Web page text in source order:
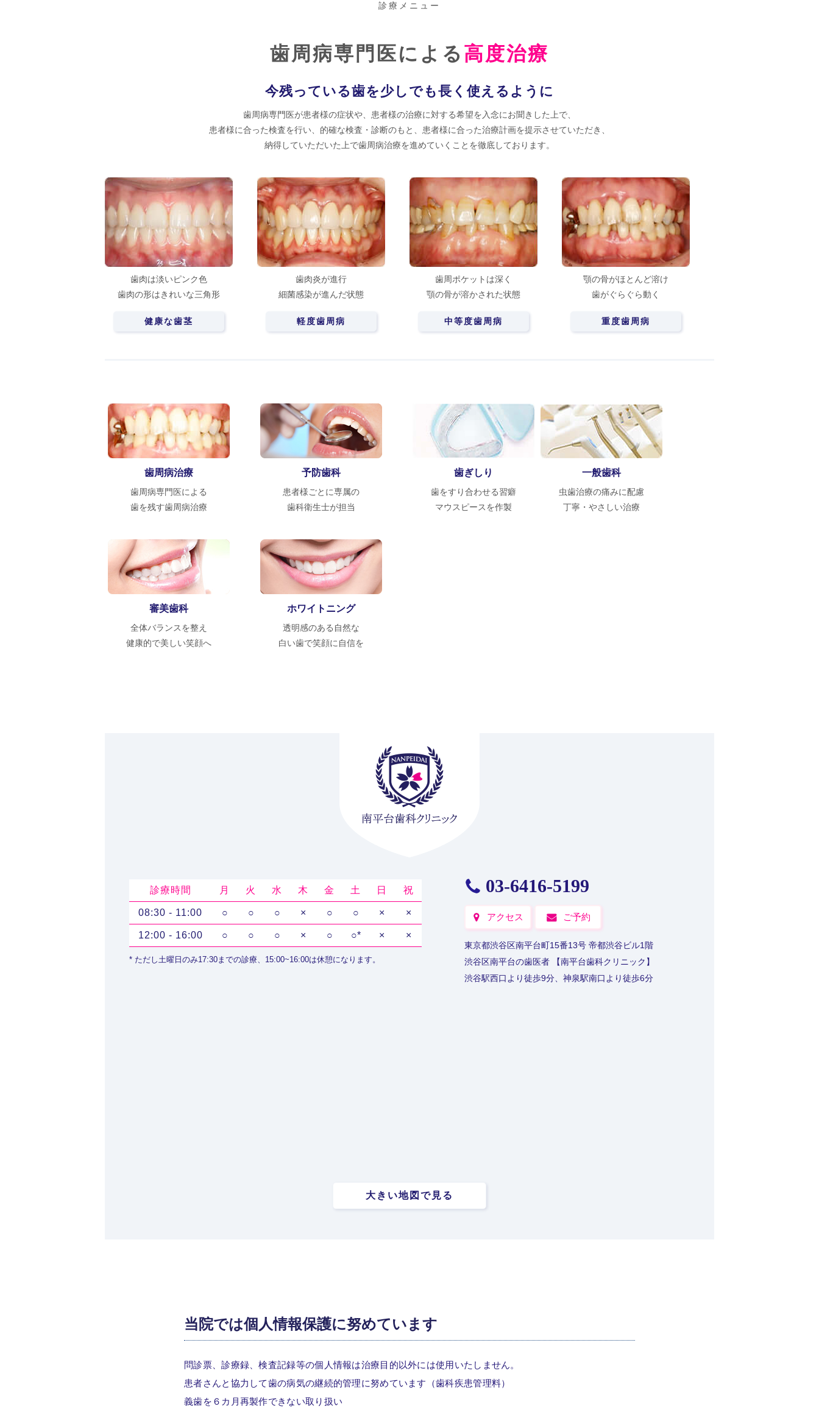
診療メニュー
歯周病専門医による 高度治療
今残っている歯を少しでも長く使えるように
歯周病専門医が患者様の症状や、患者様の治療に対する希望を入念にお聞きした上で、
患者様に合った検査を行い、的確な検査・診断のもと、患者様に合った治療計画を提示させていただき、
納得していただいた上で歯周病治療を進めていくことを徹底しております。
歯肉は淡いピンク色
歯肉の形はきれいな三角形
健康な歯茎
歯肉炎が進行
細菌感染が進んだ状態
軽度歯周病
歯周ポケットは深く
顎の骨が溶かされた状態
中等度歯周病
顎の骨がほとんど溶け
歯がぐらぐら動く
重度歯周病
歯周病治療
歯周病専門医による
歯を残す歯周病治療
予防歯科
患者様ごとに専属の
歯科衛生士が担当
歯ぎしり
歯をすり合わせる習癖
マウスピースを作製
一般歯科
虫歯治療の痛みに配慮
丁寧・やさしい治療
審美歯科
全体バランスを整え
健康的で美しい笑顔へ
ホワイトニング
透明感のある自然な
白い歯で笑顔に自信を
診療時間 月 火 水 木 金 土 日 祝
08:30 - 11:00 ○ ○ ○ × ○ ○ × ×
12:00 - 16:00 ○ ○ ○ × ○ ○* × ×
* ただし土曜日のみ17:30までの診療、15:00~16:00は休憩になります。
03-6416-5199
アクセス ご予約
東京都渋谷区南平台町15番13号 帝都渋谷ビル1階
渋谷区南平台の歯医者 【南平台歯科クリニック】
渋谷駅西口より徒歩9分、神泉駅南口より徒歩6分
大きい地図で見る
当院では個人情報保護に努めています
問診票、診療録、検査記録等の個人情報は治療目的以外には使用いたしません。
患者さんと協力して歯の病気の継続的管理に努めています（歯科疾患管理料）
義歯を６カ月再製作できない取り扱い